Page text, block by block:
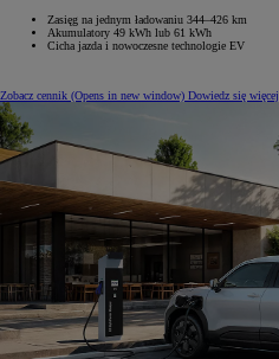
Zasięg na jednym ładowaniu 344–426 km
Akumulatory 49 kWh lub 61 kWh
Cicha jazda i nowoczesne technologie EV
Zobacz cennik (Opens in new window) Dowiedz się więcej